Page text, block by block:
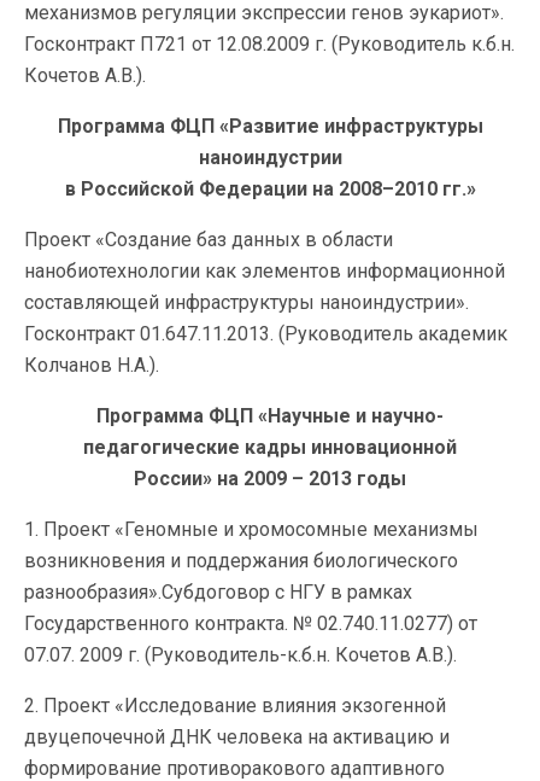
механизмов регуляции экспрессии генов эукариот».
Госконтракт П721 от 12.08.2009 г. (Руководитель к.б.н.
Кочетов А.В.).
Программа ФЦП «Развитие инфраструктуры
наноиндустрии
в Российской Федерации на 2008–2010 гг.»
Проект «Создание баз данных в области
нанобиотехнологии как элементов информационной
составляющей инфраструктуры наноиндустрии».
Госконтракт 01.647.11.2013. (Руководитель академик
Колчанов Н.А.).
Программа ФЦП «Научные и научно-
педагогические кадры инновационной
России» на 2009 – 2013 годы
1. Проект «Геномные и хромосомные механизмы
возникновения и поддержания биологического
разнообразия».Субдоговор с НГУ в рамках
Государственного контракта. № 02.740.11.0277) от
07.07. 2009 г. (Руководитель-к.б.н. Кочетов А.В.).
2. Проект «Исследование влияния экзогенной
двуцепочечной ДНК человека на активацию и
формирование противоракового адаптивного